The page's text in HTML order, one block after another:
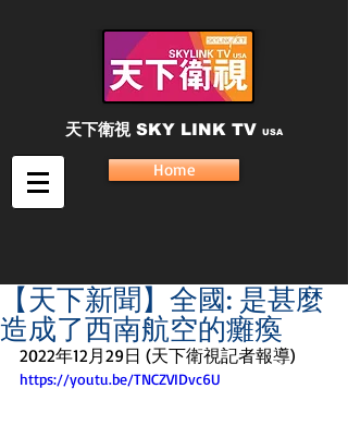
天下衛視 SKY LINK TV USA
Home
【天下新聞】全國: 是甚麼
造成了西南航空的癱瘓
2022年12月29日 (天下衛視記者報導)
https://youtu.be/TNCZVIDvc6U